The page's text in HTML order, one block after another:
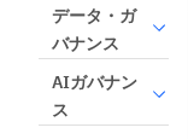
データ・ガ
バナンス
AIガバナン
ス